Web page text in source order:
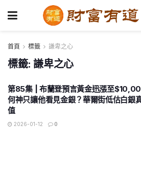
首頁 標籤 謙卑之心
標籤:謙卑之心
第85集 | 布蘭登預言黃金迅漲至
何神只讓他看見金銀？華爾街低估白銀
值
2026-01-12 0